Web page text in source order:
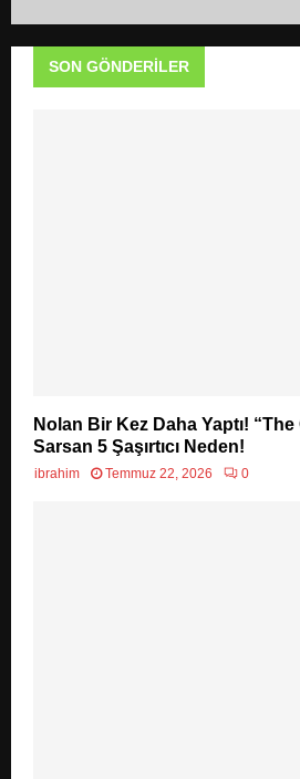
SON GÖNDERILER
Nolan Bir Kez Daha Yaptı!
Sarsan 5 Şaşırtıcı Neden!
ibrahim Temmuz 22, 2026 0